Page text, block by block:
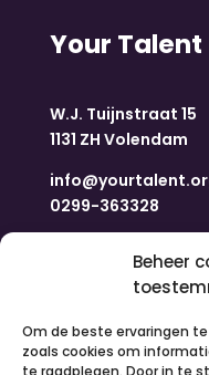
Beheer
Om de beste ervaringen
zoals cookies om
te raadplegen. Door in te
Your Talent
W.J. Tuijnstraat 15
1131 ZH Volendam
0299-363328
Navigatie
Home
Nieuws